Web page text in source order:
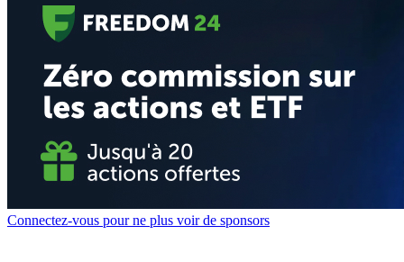
Connectez-vous pour ne plus voir de sponsors